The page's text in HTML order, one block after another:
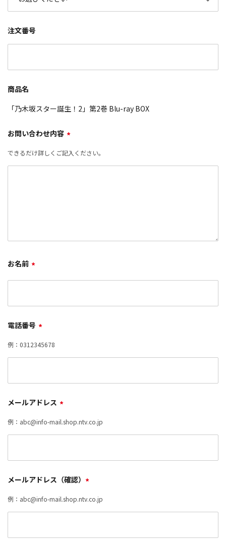
注文番号
商品名
「乃木坂スター誕生！2」第2巻 Blu-ray BOX
お問い合わせ内容 *
できるだけ詳しくご記入ください。
お名前 *
電話番号 *
例：0312345678
メールアドレス *
例：abc@info-mail.shop.ntv.co.jp
メールアドレス（確認） *
例：abc@info-mail.shop.ntv.co.jp